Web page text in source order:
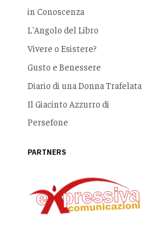
in Conoscenza
L'Angolo del Libro
Vivere o Esistere?
Gusto e Benessere
Diario di una Donna Trafelata
Il Giacinto Azzurro di
Persefone
PARTNERS